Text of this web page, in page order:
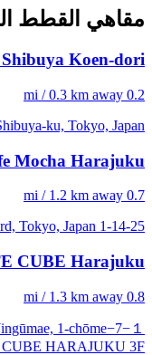
مقاهي القطط
Koen-dori
0.2 mi / 0.3 km away
ku, Tokyo, Japan
Mocha Harajuku
0.7 mi / 1.2 km away
1-14-25 Cross Avenue Harajuku 4F, Shibuya Ward, Tokyo, Japan
CUBE Harajuku
0.8 mi / 1.3 km away
1-chōme−7−１
HARAJUKU 3F